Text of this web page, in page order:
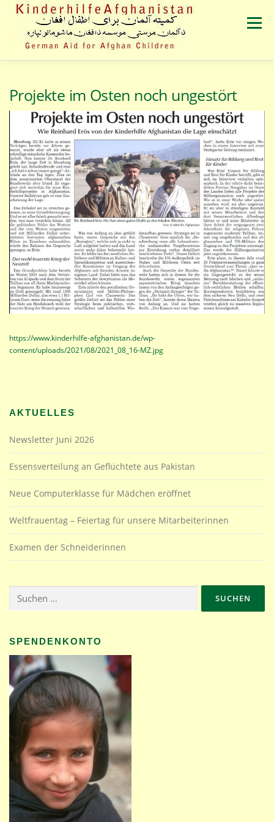
Inhalt
springen
Menü
SPENDEN
Projekte im Osten noch ungestört
https://www.kinderhilfe-afghanistan.de/wp-
content/uploads/2021/08/2021_08_16-MZ.jpg
AKTUELLES
Newsletter Juni 2026
Essensverteilung an Geflüchtete aus Pakistan
Neue Computerklasse für Mädchen eröffnet
Weltfrauentag – Feiertag für unsere Mitarbeiterinnen
Examen der Schneiderinnen
nach:
SPENDENKONTO